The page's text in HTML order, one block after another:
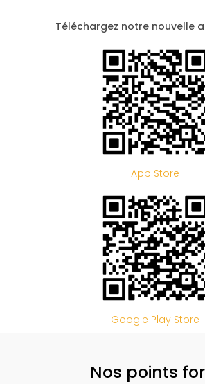
Téléchargez notre nouvelle
App Store
Google Play Store
Nos points